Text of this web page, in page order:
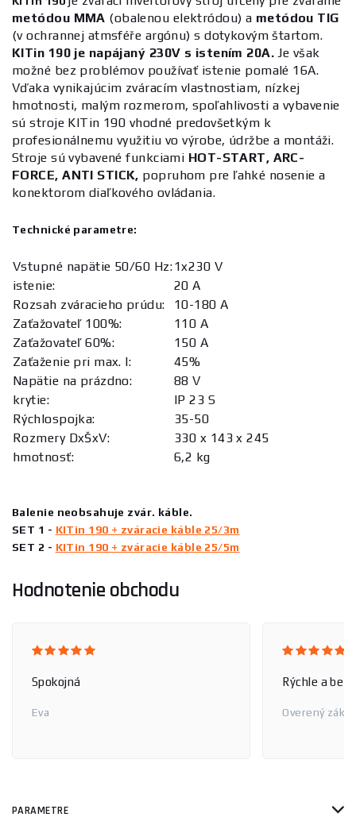
metódou MMA (obalenou elektródou) a metódou TIG
(v ochrannej atmsféře argónu) s dotykovým štartom.
KITin 190 je napájaný 230V s istením 20A. Je však
možné bez problémov používať istenie pomalé 16A.
Vďaka vynikajúcim zváracím vlastnostiam, nízkej
hmotnosti, malým rozmerom, spoľahlivosti a vybavenie
sú stroje KITin 190 vhodné predovšetkým k
profesionálnemu využitiu vo výrobe, údržbe a montáži.
Stroje sú vybavené funkciami HOT-START, ARC-
FORCE, ANTI STICK, popruhom pre ľahké nosenie a
konektorom diaľkového ovládania.
Technické parametre:
Vstupné napätie 50/60 Hz:1x230 V
istenie:
20 A
Rozsah zváracieho prúdu:
10-180 A
Zaťažovateľ 100%:
110 A
Zaťažovateľ 60%:
150 A
Zaťaženie pri max. I:
45%
Napätie na prázdno:
88 V
krytie:
IP 23 S
Rýchlospojka:
35-50
Rozmery DxŠxV:
330 x 143 x 245
hmotnosť:
6,2 kg
Balenie neobsahuje zvár. káble.
SET 1 - KITin 190 + zváracie káble 25/3m
SET 2 - KITin 190 + zváracie káble 25/5m
Hodnotenie obchodu
Spokojná
Eva
Rýchle a
Overený
PARAMETRE